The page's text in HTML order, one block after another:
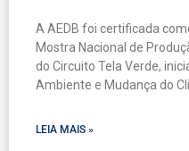
A AEDB foi certificada
Mostra Nacional de
do Circuito Tela Verde,
Ambiente e Mudança do
LEIA MAIS »